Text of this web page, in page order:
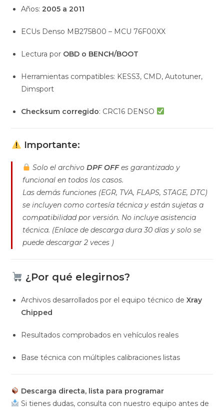
Años: 2005 a 2011
ECUs Denso MB275800 – MCU 76F00XX
Lectura por OBD o BENCH/BOOT
Herramientas compatibles: KESS3, CMD, Autotuner,
Dimsport
Checksum corregido: CRC16 DENSO
Importante:
Solo el archivoDPF OFFes garantizado y
funcional en todos los casos.
Las demás funciones (EGR, TVA, FLAPS, STAGE, DTC)
se incluyen como cortesía técnica y están sujetas a
compatibilidad por versión. No incluye asistencia
técnica. (Enlace de descarga dura 30 días y solo se
puede descargar 2 veces )
¿Por qué elegirnos?
Archivos desarrollados por el equipo técnico deXray
Chipped
Resultados comprobados en vehículos reales
Base técnica con múltiples calibraciones listas
Descarga directa, lista para programar
Si tienes dudas, consulta con nuestro equipo antes de